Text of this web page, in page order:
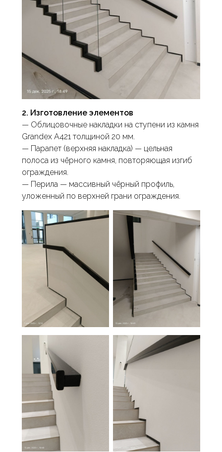
2. Изготовление элементов
— Облицовочные накладки на ступени из камня
Grandex A421 толщиной 20 мм.
— Парапет (верхняя накладка) — цельная
полоса из чёрного камня, повторяющая изгиб
ограждения.
— Перила — массивный чёрный профиль,
уложенный по верхней грани ограждения.